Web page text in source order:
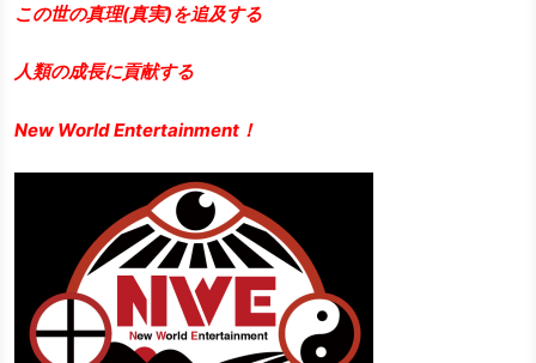
この世の真理(真実)を追及する
人類の成長に貢献する
New World Entertainment！